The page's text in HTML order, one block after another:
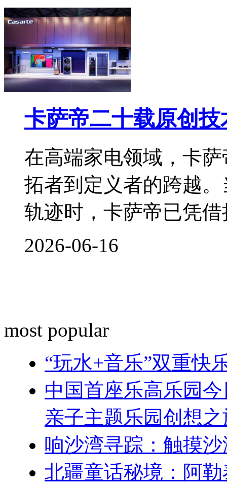
卡萨帝二十载原创
在高端家电领域，卡
拓者到定义者的跨越
轨迹时，卡萨帝已凭
2026-06-16
most popular
“玩水+音乐”双重快
中国首座乐高乐园
亲子主题乐园创想之
响沙湾寻踪：触摸
北疆童话秘境：阿